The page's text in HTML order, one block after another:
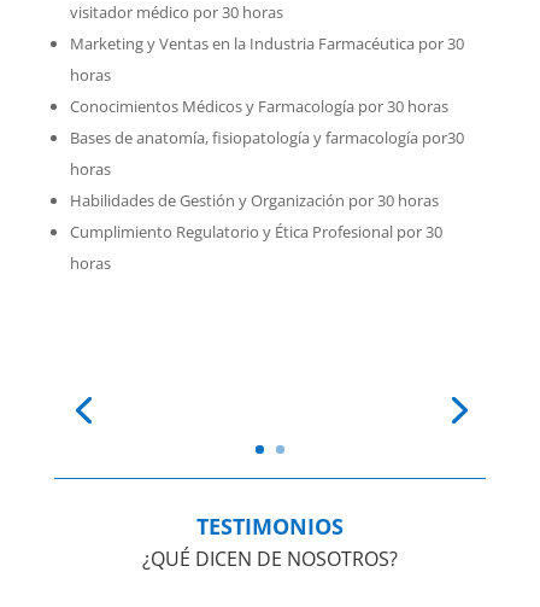
visitador médico por 30 horas
Marketing y Ventas en la Industria Farmacéutica por 30
horas
Conocimientos Médicos y Farmacología por 30 horas
Bases de anatomía, fisiopatología y farmacología por30
horas
Habilidades de Gestión y Organización por 30 horas
Cumplimiento Regulatorio y Ética Profesional por 30
horas
TESTIMONIOS
¿QUÉ DICEN DE NOSOTROS?